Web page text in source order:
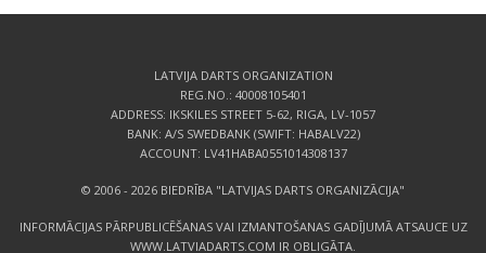
LATVIJA DARTS ORGANIZATION
REG.NO.: 40008105401
ADDRESS: IKSKILES STREET 5-62, RIGA, LV-1057
BANK: A/S SWEDBANK (SWIFT: HABALV22)
ACCOUNT: LV41HABA0551014308137
© 2006 - 2026 BIEDRĪBA "LATVIJAS DARTS ORGANIZĀCIJA"
INFORMĀCIJAS PĀRPUBLICĒŠANAS VAI IZMANTOŠANAS GADĪJUMĀ ATSAUCE UZ
WWW.LATVIADARTS.COM IR OBLIGĀTA.